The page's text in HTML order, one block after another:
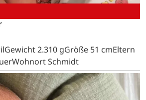
2.310 gGröße 51 cmEltern
Schmidt